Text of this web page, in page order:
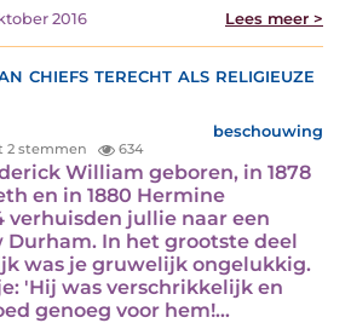
2016 Lees meer >
chiefs terecht als religieuze
beschouwing
2 stemmen 634
William geboren, in 1878
en in 1880 Hermine
verhuisden jullie naar een
Durham. In het grootste deel
was je gruwelijk ongelukkig.
'Hij was verschrikkelijk en
genoeg voor hem!…